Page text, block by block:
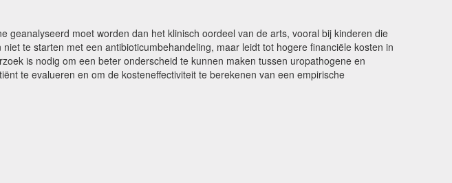
moet worden dan het klinisch oordeel van de arts, vooral bij kinderen die
te starten met een antibioticumbehandeling, maar leidt tot hogere financiële kosten in
is nodig om een beter onderscheid te kunnen maken tussen uropathogene en
te evalueren en om de kosteneffectiviteit te berekenen van een empirische